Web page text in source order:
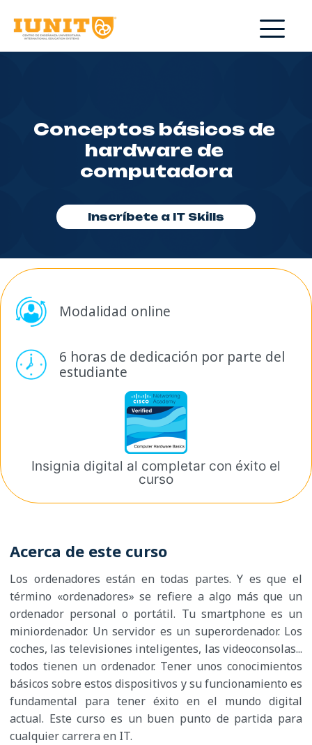
Conceptos básicos de
hardware de
computadora
Inscríbete a IT Skills
Modalidad online
6 horas de dedicación por parte del
estudiante
Insignia digital al completar con éxito el
curso
Acerca de este curso
Los ordenadores están en todas partes. Y es que el
término «ordenadores» se refiere a algo más que un
ordenador personal o portátil. Tu smartphone es un
miniordenador. Un servidor es un superordenador. Los
coches, las televisiones inteligentes, las videoconsolas...
todos tienen un ordenador. Tener unos conocimientos
básicos sobre estos dispositivos y su funcionamiento es
fundamental para tener éxito en el mundo digital
actual. Este curso es un buen punto de partida para
cualquier carrera en IT.